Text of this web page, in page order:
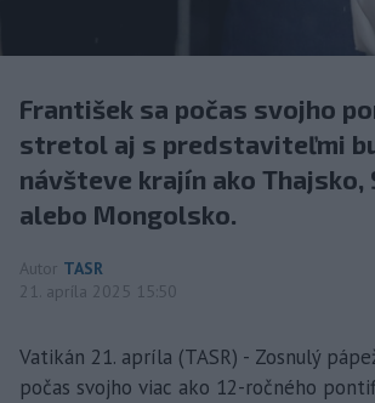
František sa počas svojho
stretol aj s predstaviteľmi
návšteve krajín ako Thajsko,
alebo Mongolsko.
Autor TASR
21. apríla 2025 15:50
Vatikán 21. apríla (TASR) - Zosnulý
počas svojho viac ako 12-ročného